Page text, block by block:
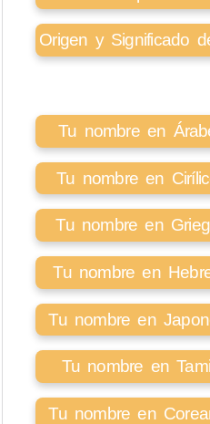
Origen y Significado
Tu nombre en
Tu nombre en
Tu nombre en
Tu nombre en
Tu nombre en
Tu nombre en Tamil
Tu nombre en